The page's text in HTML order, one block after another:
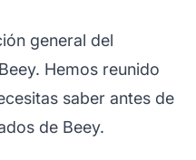
general del
Hemos reunido
saber antes de
de Beey.